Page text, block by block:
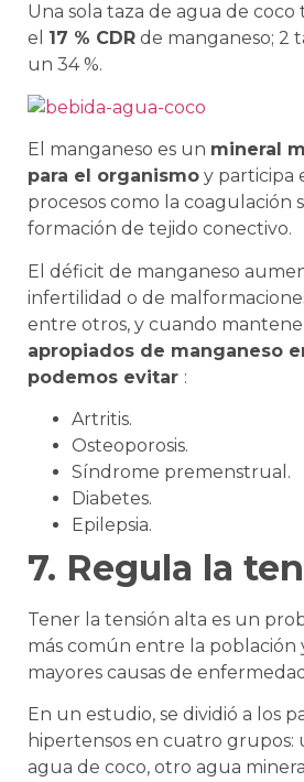
Una sola taza de agua de
el 17 % CDR de manganeso; 2
un 34 %.
El manganeso es un mineral
para el organismo y participa
procesos como la coagulación
formación de tejido conectivo.
El déficit de manganeso
infertilidad o de
entre otros, y cuando
apropiados de manganeso
podemos evitar :
Artritis.
Osteoporosis.
Síndrome premenstrual.
Diabetes.
Epilepsia.
7. Regula la
Tener la tensión alta es un
más común entre la población
mayores causas de
En un estudio, se dividió a los
hipertensos en cuatro grupos:
agua de coco, otro agua